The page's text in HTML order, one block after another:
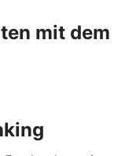
mit dem